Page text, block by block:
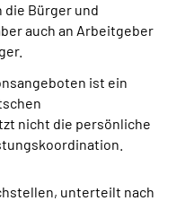
die Bürger und
auch an Arbeitgeber
ist ein
nicht die persönliche
unterteilt nach